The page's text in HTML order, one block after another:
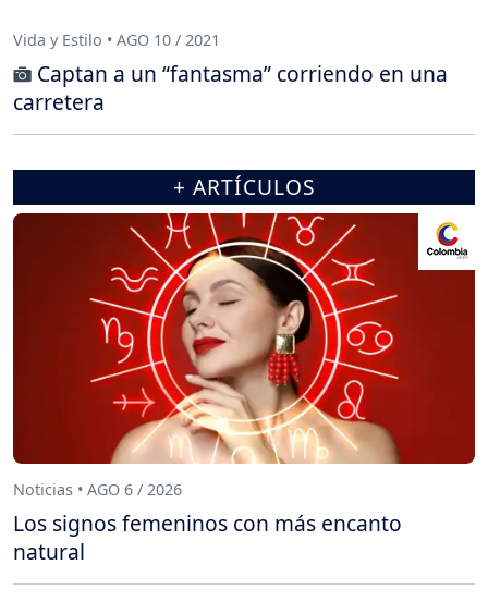
Vida y Estilo • AGO 10 / 2021
Captan a un “fantasma” corriendo en una
carretera
+ ARTÍCULOS
Noticias • AGO 6 / 2026
Los signos femeninos con más encanto
natural